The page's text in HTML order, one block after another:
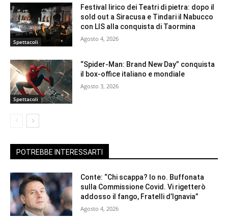
Spettacoli
Festival lirico dei Teatri di pietra: dopo il
sold out a Siracusa e Tindari il Nabucco
con LIS alla conquista di Taormina
Agosto 4, 2026
Spettacoli
“Spider-Man: Brand New Day” conquista
il box-office italiano e mondiale
Agosto 3, 2026
POTREBBE INTERESSARTI
Conte: “Chi scappa? Io no. Buffonata
sulla Commissione Covid. Vi rigetterò
addosso il fango, Fratelli d’Ignavia”
Agosto 4, 2026